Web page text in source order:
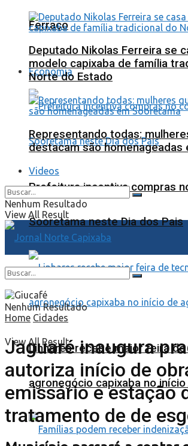
Ferraço
Economia
Prefeitura incentiva compras
Sooretama neste Dia dos Pais
Linhares recebe maior feira
agronegócio capixaba no
Deputado Nikolas Ferreira se
modelo capixaba de família
Norte do Estado
Representando todas:
destacam são homenageadas
Videos
Nenhum Resultado
View All Result
Nenhum Resultado
View All Result
Home Cidades
Jaguaré inaugura
autoriza início de
emissário e estação
tratamento de de